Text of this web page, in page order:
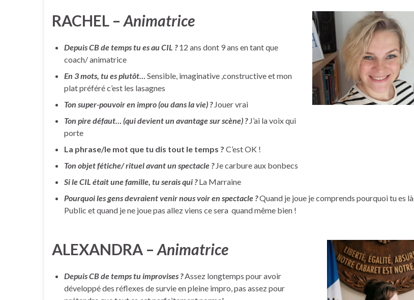
RACHEL – Animatrice
Depuis CB de temps tu es au CIL ?12 ans dont 9 ans en tant que
coach/ animatrice
En 3 mots, tu es plutôt…
Sensible, imaginative ,constructive et mon
plat préféré c’est les lasagnes
Ton super-pouvoir en impro (ou dans la vie) ?Jouer vrai
Ton pire défaut… (qui devient un avantage sur scène) ?J’ai la voix qui
porte
La phrase/le mot que tu dis tout le temps ? C’est OK !
Ton objet fétiche/ rituel avant un spectacle ?Je carbure aux bonbecs
Si le CIL était une famille, tu serais qui ?La Marraine
Pourquoi les gens devraient venir nous voir en spectacle ?Quand je joue je comprends pourquoi tu es là
Public et quand je ne joue pas allez viens ce sera quand même bien !
ALEXANDRA – Animatrice
Depuis CB de temps tu improvises ?Assez longtemps pour avoir
développé des réflexes de survie en pleine impro, pas assez pour